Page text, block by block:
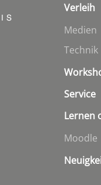
Verleih
Medien
Technik
Service
Lernen
Moodle